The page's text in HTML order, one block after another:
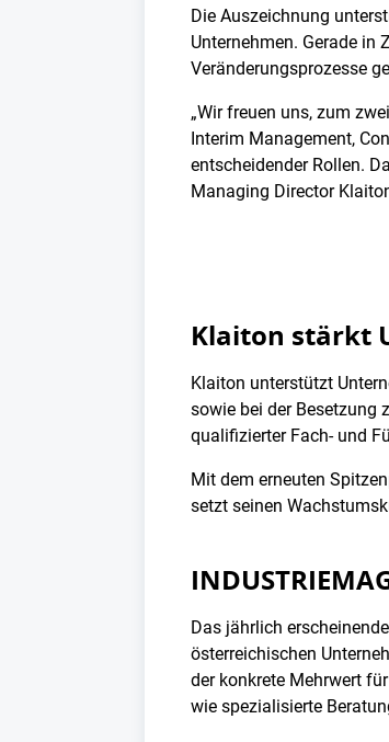
Die Auszeichnung
Unternehmen. Gerade
Veränderungsprozesse
„Wir freuen uns, zum
Interim Management,
entscheidender Rollen.
Managing Director
Klaiton stärkt
Klaiton unterstützt
sowie bei der Besetzung
qualifizierter Fach- und
Mit dem erneuten
setzt seinen
Das jährlich
österreichischen
der konkrete Mehrwert
wie spezialisierte